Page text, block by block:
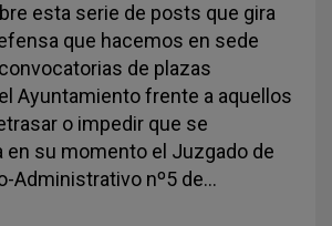
esta serie de posts que gira
que hacemos en sede
de plazas
Ayuntamiento frente a aquellos
o impedir que se
en su momento el Juzgado de
Administrativo nº5 de…